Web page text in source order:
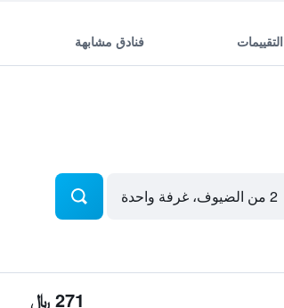
التقييمات فنادق مشابهة
2 من الضيوف، غرفة واحدة
271 ﷼